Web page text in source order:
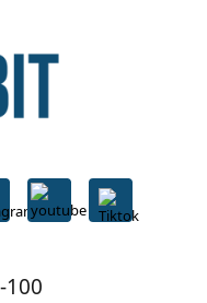
100